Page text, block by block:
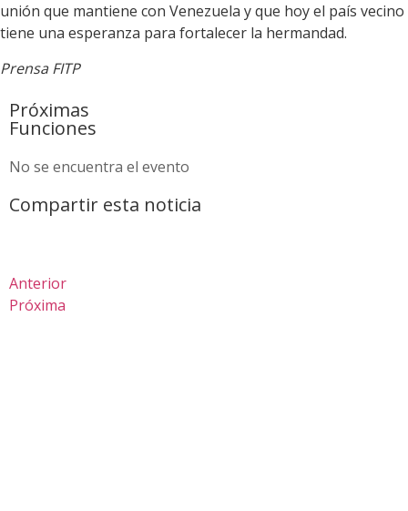
unión que mantiene con Venezuela y que hoy el país vecino
tiene una esperanza para fortalecer la hermandad.
Prensa FITP
Próximas
Funciones
No se encuentra el evento
Compartir esta noticia
Anterior
Próxima